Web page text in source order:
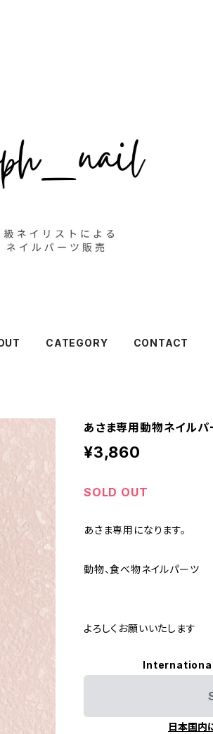
CATEGORY CONTACT
あさま専用動物ネイルパ
¥3,860
SOLD OUT
あさま専用になります。
動物、食べ物ネイルパーツ
よろしくお願いいたします
日本国内